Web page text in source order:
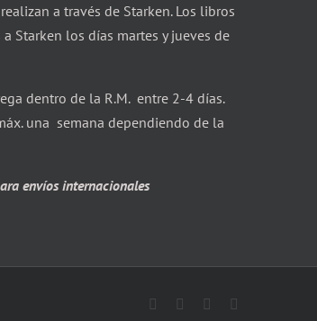
a través de Starken. Los libros
Starken los días martes y jueves de
dentro de la R.M. entre 2-4 días.
una semana dependiendo de la
envíos internacionales
Facebook Instagram